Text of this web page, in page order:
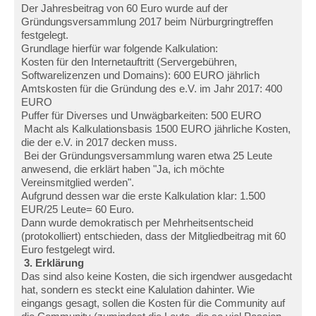
Der Jahresbeitrag von 60 Euro wurde auf der
Gründungsversammlung 2017 beim Nürburgringtreffen
festgelegt.
Grundlage hierfür war folgende Kalkulation:
Kosten für den Internetauftritt (Servergebühren,
Softwarelizenzen und Domains): 600 EURO jährlich
Amtskosten für die Gründung des e.V. im Jahr 2017: 400
EURO
Puffer für Diverses und Unwägbarkeiten: 500 EURO
Macht als Kalkulationsbasis 1500 EURO jährliche Kosten,
die der e.V. in 2017 decken muss.
Bei der Gründungsversammlung waren etwa 25 Leute
anwesend, die erklärt haben "Ja, ich möchte
Vereinsmitglied werden".
Aufgrund dessen war die erste Kalkulation klar: 1.500
EUR/25 Leute= 60 Euro.
Dann wurde demokratisch per Mehrheitsentscheid
(protokolliert) entschieden, dass der Mitgliedbeitrag mit 60
Euro festgelegt wird.
3. Erklärung
Das sind also keine Kosten, die sich irgendwer ausgedacht
hat, sondern es steckt eine Kalulation dahinter. Wie
eingangs gesagt, sollen die Kosten für die Community auf